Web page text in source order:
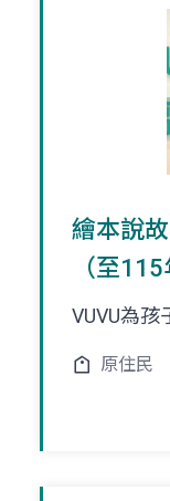
繪本說
（至115
VUVU為
原住民